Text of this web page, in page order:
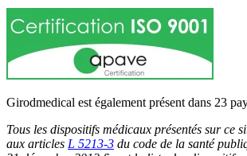
Girodmedical est également présent dans 23
Tous les dispositifs médicaux présentés sur ce
aux articles L 5213-3 du code de la santé